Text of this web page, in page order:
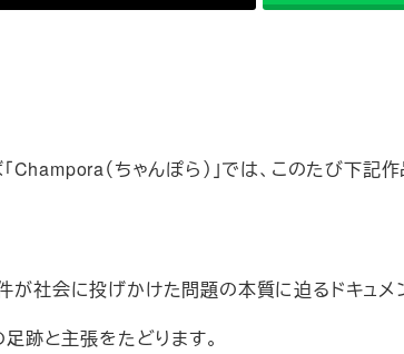
（ちゃんぽら）」では、このたび下記
社会に投げかけた問題の本質に迫るドキュメ
跡と主張をたどります。